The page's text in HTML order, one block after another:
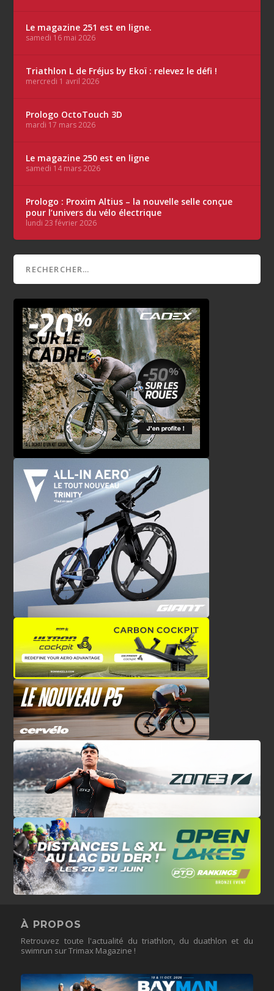
Le magazine 251 est en ligne.
samedi 16 mai 2026
Triathlon L de Fréjus by Ekoï : relevez le défi !
mercredi 1 avril 2026
Prologo OctoTouch 3D
mardi 17 mars 2026
Le magazine 250 est en ligne
samedi 14 mars 2026
Prologo : Proxim Altius – la nouvelle selle conçue
pour l’univers du vélo électrique
lundi 23 février 2026
À PROPOS
Retrouvez toute l'actualité du triathlon, du duathlon et du
swimrun sur Trimax Magazine !